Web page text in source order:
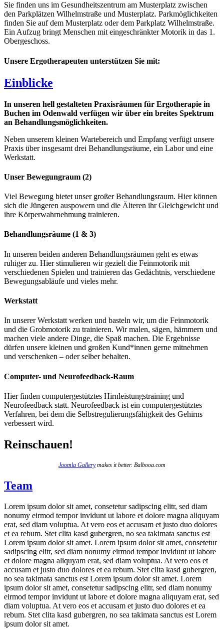
Sie finden uns im Gesundheitszentrum am Musterplatz zwischen
den Parkplätzen Wilhelmstraße und Musterplatz. Parkmöglichkeiten
finden Sie auf dem Musterplatz oder dem Parkplatz Wilhelmstraße.
Ein Aufzug bringt Menschen mit eingeschränkter Motorik in das 1.
Obergeschoss.
Unsere Ergotherapeuten unterstützen Sie mit:
Einblicke
In unseren hell gestalteten Praxisräumen für Ergotherapie in
Buchen im Odenwald verfügen wir über ein breites Spektrum
an Behandlungsmöglichkeiten.
Neben unserem kleinen Wartebereich und Empfang verfügt unsere
Praxis über insgesamt drei Behandlungsräume, ein Labor und eine
Werkstatt.
Unser Bewegungraum (2)
Viel Bewegung bietet unser großer Behandlungsraum. Hier können
sich die Jüngeren auspowern und die Älteren ihr Gleichgewicht und
ihre Körperwahrnehmung trainieren.
Behandlungsräume (1 & 3)
In unseren beiden anderen Behandlungsräumen geht es etwas
ruhiger zu. Hier stimulieren wir gezielt die Feinmotorik mit
verschiedenen Spielen und trainieren das Gedächtnis, verschiedene
Bewegungsabläufe und vieles mehr.
Werkstatt
In unserer Werkstatt werken und basteln wir, um die Feinmotorik
und die Grobmotorik zu trainieren. Wir malen, sägen, hämmern und
machen viele andere Dinge, die Spaß machen. Die Ergebnisse
dürfen unsere kleinen und großen Kund*innen gerne mitnehmen
und verschenken – oder selber behalten.
Computer- und Neurofeedback-Raum
Hier finden computergestütztes Hirnleistungstraining und
Neurofeedback statt. Neurofeedback ist ein computergestütztes
Verfahren, bei dem die Selbstregulierungsfähigkeit des Gehirns
verbessert wird.
Reinschauen!
Joomla Gallerymakes it better. Balbooa.com
Team
Lorem ipsum dolor sit amet, consetetur sadipscing elitr, sed diam
nonumy eirmod tempor invidunt ut labore et dolore magna aliquyam
erat, sed diam voluptua. At vero eos et accusam et justo duo dolores
et ea rebum. Stet clita kasd gubergren, no sea takimata sanctus est
Lorem ipsum dolor sit amet. Lorem ipsum dolor sit amet, consetetur
sadipscing elitr, sed diam nonumy eirmod tempor invidunt ut labore
et dolore magna aliquyam erat, sed diam voluptua. At vero eos et
accusam et justo duo dolores et ea rebum. Stet clita kasd gubergren,
no sea takimata sanctus est Lorem ipsum dolor sit amet. Lorem
ipsum dolor sit amet, consetetur sadipscing elitr, sed diam nonumy
eirmod tempor invidunt ut labore et dolore magna aliquyam erat, sed
diam voluptua. At vero eos et accusam et justo duo dolores et ea
rebum. Stet clita kasd gubergren, no sea takimata sanctus est Lorem
ipsum dolor sit amet.